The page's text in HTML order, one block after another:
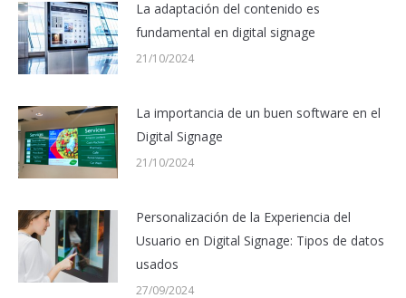
La adaptación del contenido es
fundamental en digital signage
21/10/2024
La importancia de un buen software en el
Digital Signage
21/10/2024
Personalización de la Experiencia del
Usuario en Digital Signage: Tipos de datos
usados
27/09/2024